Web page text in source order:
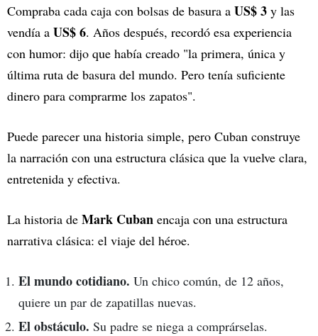
Compraba cada caja con bolsas de basura a US$ 3 y las
vendía a US$ 6. Años después, recordó esa experiencia
con humor: dijo que había creado "la primera, única y
última ruta de basura del mundo. Pero tenía suficiente
dinero para comprarme los zapatos".
Puede parecer una historia simple, pero Cuban construye
la narración con una estructura clásica que la vuelve clara,
entretenida y efectiva.
La historia de Mark Cuban encaja con una estructura
narrativa clásica: el viaje del héroe.
El mundo cotidiano. Un chico común, de 12 años,
quiere un par de zapatillas nuevas.
El obstáculo. Su padre se niega a comprárselas.